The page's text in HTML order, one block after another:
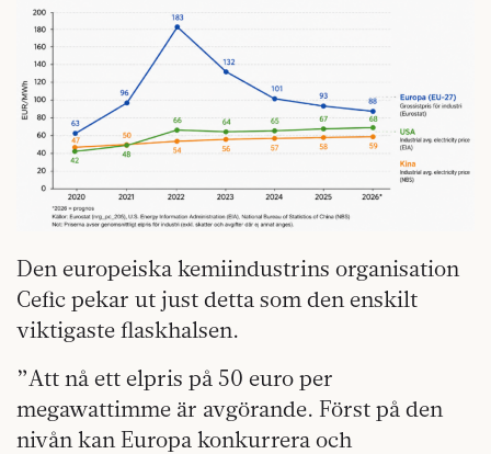
Den europeiska kemiindustrins organisation
Cefic pekar ut just detta som den enskilt
viktigaste flaskhalsen.
”Att nå ett elpris på 50 euro per
megawattimme är avgörande. Först på den
nivån kan Europa konkurrera och